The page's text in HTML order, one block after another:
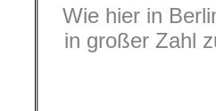
Wie hier in
in großer Zahl